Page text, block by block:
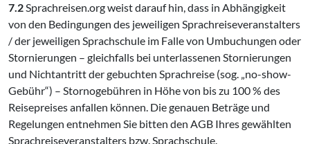
7.2Sprachreisen.org weist darauf hin, dass in Abhängigkeit
von den Bedingungen des jeweiligen Sprachreiseveranstalters
/ der jeweiligen Sprachschule im Falle von Umbuchungen oder
Stornierungen – gleichfalls bei unterlassenen Stornierungen
und Nichtantritt der gebuchten Sprachreise (sog. „no-show-
Gebühr“) – Stornogebühren in Höhe von bis zu 100 % des
Reisepreises anfallen können. Die genauen Beträge und
Regelungen entnehmen Sie bitten den AGB Ihres gewählten
Sprachreiseveranstalters bzw. Sprachschule.